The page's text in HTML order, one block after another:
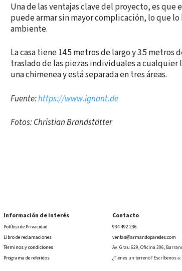
Una de las ventajas clave del proyecto, es que
puede armar sin mayor complicación, lo que
ambiente.
La casa tiene 14.5 metros de largo y 3.5 metros
traslado de las piezas individuales a cualquier
una chimenea y está separada en tres áreas.
Fuente:https://www.ignant.de
Fotos: Christian Brandstätter
Información de interés
Política de Privacidad
Libro de reclamaciones
Términos y condiciones
Programa de referidos
Contacto
934 492 236
ventas@armandoparedes.com
Av. Grau 629, Oficina 306,
¿Tienes un terreno? Escríbenos a: